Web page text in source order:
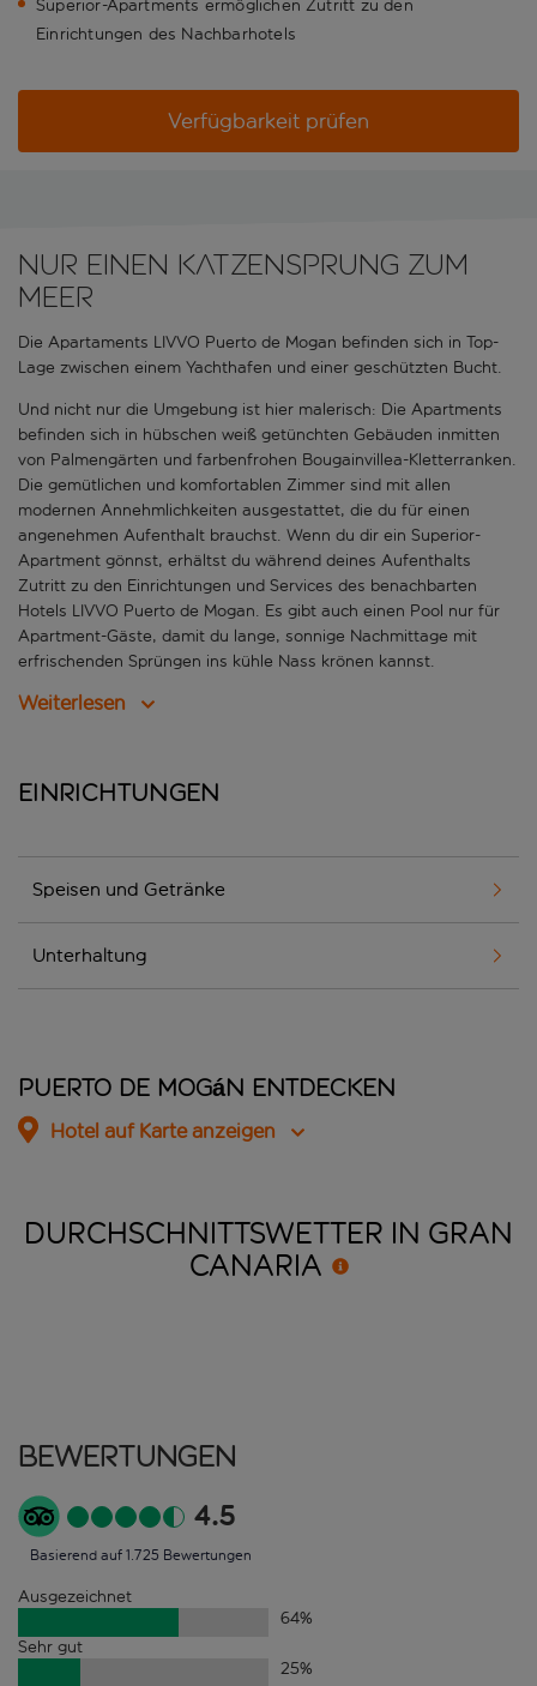
Superior-Apartments ermöglichen Zutritt zu den
Einrichtungen des Nachbarhotels
Verfügbarkeit prüfen
Nur einen Katzensprung zum
Meer
Die Apartaments LIVVO Puerto de Mogan befinden sich in Top-
Lage zwischen einem Yachthafen und einer geschützten Bucht.
Und nicht nur die Umgebung ist hier malerisch: Die Apartments
befinden sich in hübschen weiß getünchten Gebäuden inmitten
von Palmengärten und farbenfrohen Bougainvillea-Kletterranken.
Die gemütlichen und komfortablen Zimmer sind mit allen
modernen Annehmlichkeiten ausgestattet, die du für einen
angenehmen Aufenthalt brauchst. Wenn du dir ein Superior-
Apartment gönnst, erhältst du während deines Aufenthalts
Zutritt zu den Einrichtungen und Services des benachbarten
Hotels LIVVO Puerto de Mogan. Es gibt auch einen Pool nur für
Apartment-Gäste, damit du lange, sonnige Nachmittage mit
erfrischenden Sprüngen ins kühle Nass krönen kannst.
Weiterlesen
Einrichtungen
Speisen und Getränke
Unterhaltung
Puerto de Mogán entdecken
Hotel auf Karte anzeigen
DURCHSCHNITTSWETTER IN GRAN
CANARIA
Bewertungen
4.5
Basierend auf 1.725 Bewertungen
Ausgezeichnet
64%
Sehr gut
25%